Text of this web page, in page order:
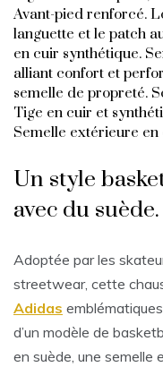
Avant-pied renforcé.
languette et le patch
en cuir synthétique.
alliant confort et
semelle de propreté.
Tige en cuir et
Semelle extérieure en
Un style
avec du suède.
Adoptée par les
streetwear, cette
Adidas
d’un modèle de
en suède, une semelle